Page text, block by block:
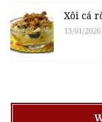
Xôi cá
13/01/2026